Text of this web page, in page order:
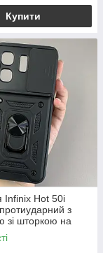
Купити
Infinix Hot 50i
з
зі шторкою на
50і чорний crt